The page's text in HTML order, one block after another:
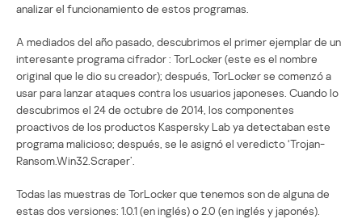
analizar el funcionamiento de estos programas.
A mediados del año pasado, descubrimos el primer ejemplar de un
interesante programa cifrador : TorLocker (este es el nombre
original que le dio su creador); después, TorLocker se comenzó a
usar para lanzar ataques contra los usuarios japoneses. Cuando lo
descubrimos el 24 de octubre de 2014, los componentes
proactivos de los productos Kaspersky Lab ya detectaban este
programa malicioso; después, se le asignó el veredicto ‘Trojan-
Ransom.Win32.Scraper’.
Todas las muestras de TorLocker que tenemos son de alguna de
estas dos versiones: 1.0.1 (en inglés) o 2.0 (en inglés y japonés).